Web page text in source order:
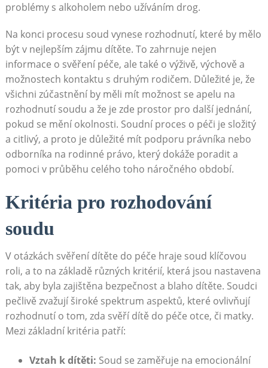
problémy s alkoholem nebo užíváním drog.
Na konci procesu soud vynese rozhodnutí, které by mělo
být v nejlepším zájmu dítěte. To zahrnuje nejen
informace o svěření péče, ale také o výživě, výchově a
možnostech kontaktu s druhým rodičem. Důležité je, že
všichni zúčastnění by měli mít možnost se apelu na
rozhodnutí soudu a že je zde prostor pro další jednání,
pokud se mění okolnosti. Soudní proces o péči je složitý
a citlivý, a proto je důležité mít podporu právníka nebo
odborníka na rodinné právo, který dokáže poradit a
pomoci v průběhu celého toho náročného období.
Kritéria pro rozhodování
soudu
V otázkách svěření dítěte do péče hraje soud klíčovou
roli, a to na základě různých kritérií, která jsou nastavena
tak, aby byla zajištěna bezpečnost a blaho dítěte. Soudci
pečlivě zvažují široké spektrum aspektů, které ovlivňují
rozhodnutí o tom, zda svěří dítě do péče otce, či matky.
Mezi základní kritéria patří:
Vztah k dítěti: Soud se zaměřuje na emocionální